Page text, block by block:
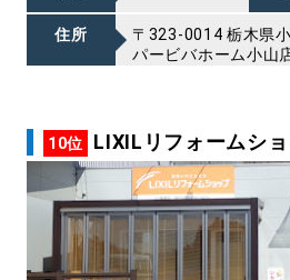
住所
〒323-0014 栃木県
パービバホーム小山
10位 LIXILリフォームシ